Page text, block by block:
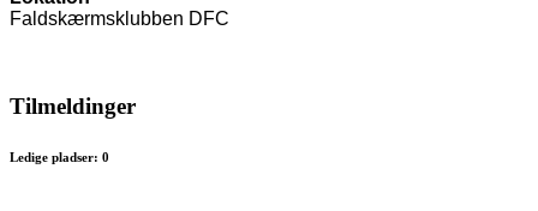
Faldskærmsklubben DFC
Tilmeldinger
Ledige pladser: 0